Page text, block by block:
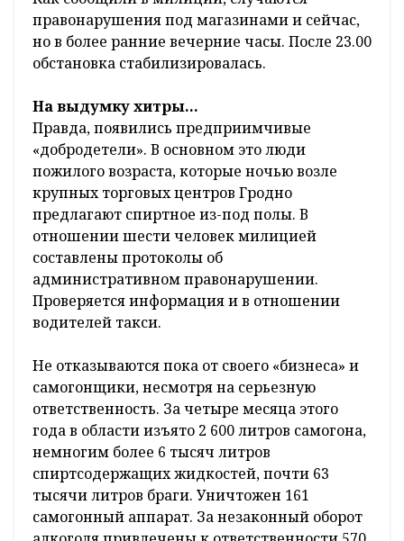
правонарушения под магазинами и сейчас,
но в более ранние вечерние часы. После 23.00
обстановка стабилизировалась.
На выдумку хитры…
Правда, появились предприимчивые
«добродетели». В основном это люди
пожилого возраста, которые ночью возле
крупных торговых центров Гродно
предлагают спиртное из-под полы. В
отношении шести человек милицией
составлены протоколы об
административном правонарушении.
Проверяется информация и в отношении
водителей такси.
Не отказываются пока от своего «бизнеса» и
самогонщики, несмотря на серьезную
ответственность. За четыре месяца этого
года в области изъято 2 600 литров самогона,
немногим более 6 тысяч литров
спиртсодержащих жидкостей, почти 63
тысячи литров браги. Уничтожен 161
самогонный аппарат. За незаконный оборот